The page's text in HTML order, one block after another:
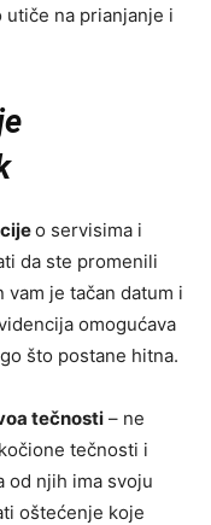
na prianjanje i
o servisima i
da ste promenili
je tačan datum i
omogućava
što postane hitna.
tečnosti – ne
tečnosti i
od njih ima svoju
oštećenje koje